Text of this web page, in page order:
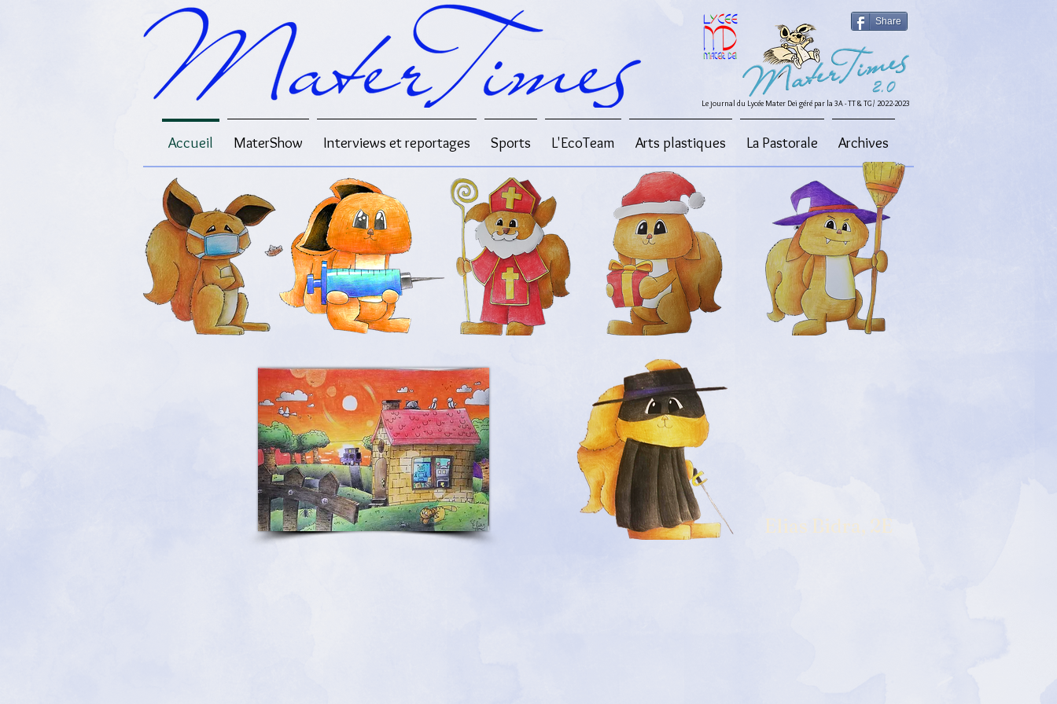
Share
Le journal du Lycée Mater Dei géré par la 3A - TT & TG / 2022-2023
Accueil MaterShow Interviews et reportages Sports L'EcoTeam Arts plastiques La Pastorale Archives
Elias Bidra, 2E